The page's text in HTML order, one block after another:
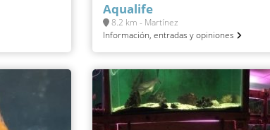
Aqualife
8.2 km - Martínez
Información, entradas y opiniones